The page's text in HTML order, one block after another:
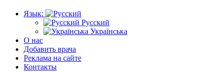
Язык:
Русский
Українська
О нас
Добавить врача
Реклама на сайте
Контакты